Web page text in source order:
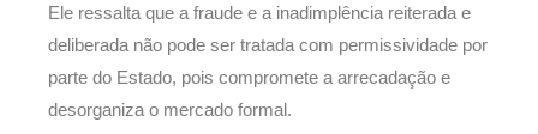
Ele ressalta que a fraude e a inadimplência reiterada e
deliberada não pode ser tratada com permissividade por
parte do Estado, pois compromete a arrecadação e
desorganiza o mercado formal.